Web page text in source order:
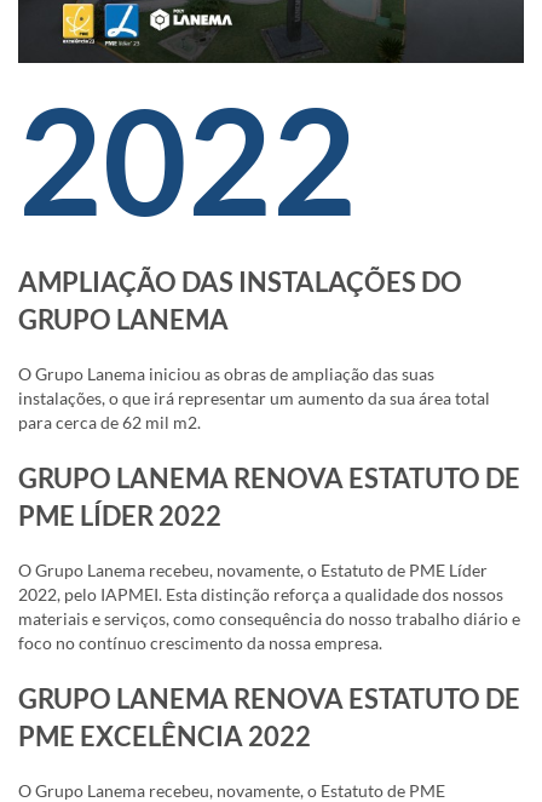
2022
AMPLIAÇÃO DAS INSTALAÇÕES DO
GRUPO LANEMA
O Grupo Lanema iniciou as obras de ampliação das suas
instalações, o que irá representar um aumento da sua área total
para cerca de 62 mil m2.
GRUPO LANEMA RENOVA ESTATUTO DE
PME LÍDER 2022
O Grupo Lanema recebeu, novamente, o Estatuto de PME Líder
2022, pelo IAPMEI. Esta distinção reforça a qualidade dos nossos
materiais e serviços, como consequência do nosso trabalho diário e
foco no contínuo crescimento da nossa empresa.
GRUPO LANEMA RENOVA ESTATUTO DE
PME EXCELÊNCIA 2022
O Grupo Lanema recebeu, novamente, o Estatuto de PME